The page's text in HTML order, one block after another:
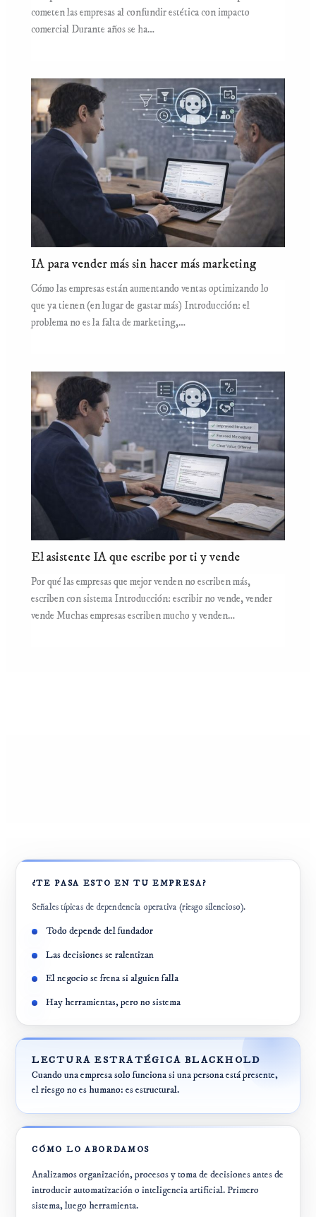
¿TE PASA ESTO EN TU EMPRESA?
Señales típicas de dependencia operativa (riesgo silencioso).
Todo depende del fundador
Las decisiones se ralentizan
El negocio se frena si alguien falla
Hay herramientas, pero no sistema
LECTURA ESTRATÉGICA BLACKHOLD
Cuando una empresa solo funciona si una persona está presente,
el riesgo no es humano: es estructural.
CÓMO LO ABORDAMOS
Analizamos organización, procesos y toma de decisiones antes de
introducir automatización o inteligencia artificial. Primero
sistema, luego herramienta.
cometen las empresas al confundir estética con impacto
comercial Durante años se ha…
IA para vender más sin hacer más marketing
Cómo las empresas están aumentando ventas optimizando lo
que ya tienen (en lugar de gastar más) Introducción: el
problema no es la falta de marketing,…
El asistente IA que escribe por ti y vende
Por qué las empresas que mejor venden no escriben más,
escriben con sistema Introducción: escribir no vende, vender
vende Muchas empresas escriben mucho y venden…